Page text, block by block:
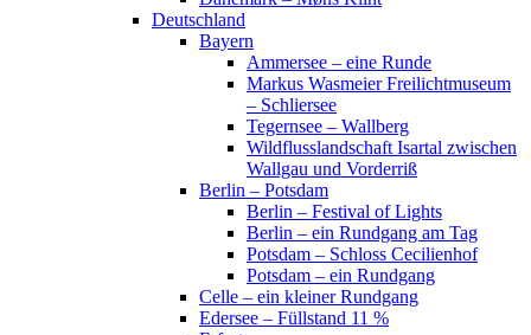
Deutschland
Bayern
Ammersee – eine Runde
Markus Wasmeier Freilichtmuseum
– Schliersee
Tegernsee – Wallberg
Wildflusslandschaft Isartal zwischen
Wallgau und Vorderriß
Berlin – Potsdam
Berlin – Festival of Lights
Berlin – ein Rundgang am Tag
Potsdam – Schloss Cecilienhof
Potsdam – ein Rundgang
Celle – ein kleiner Rundgang
Edersee – Füllstand 11 %